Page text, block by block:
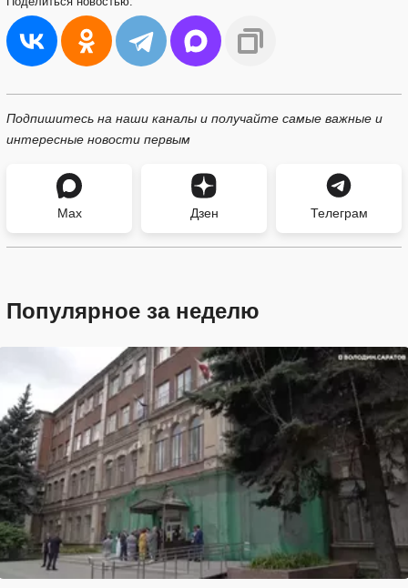
Подпишитесь на наши каналы и получайте самые важные и
интересные новости первым
Max Дзен Телеграм
Популярное за неделю